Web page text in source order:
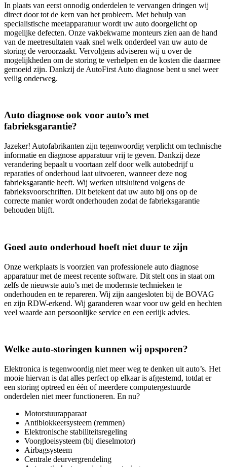
In plaats van eerst onnodig onderdelen te vervangen dringen wij
direct door tot de kern van het probleem. Met behulp van
specialistische meetapparatuur wordt uw auto doorgelicht op
mogelijke defecten. Onze vakbekwame monteurs zien aan de hand
van de meetresultaten vaak snel welk onderdeel van uw auto de
storing de veroorzaakt. Vervolgens adviseren wij u over de
mogelijkheden om de storing te verhelpen en de kosten die daarmee
gemoeid zijn. Dankzij de AutoFirst Auto diagnose bent u snel weer
veilig onderweg.
Auto diagnose ook voor auto’s met
fabrieksgarantie?
Jazeker! Autofabrikanten zijn tegenwoordig verplicht om technische
informatie en diagnose apparatuur vrij te geven. Dankzij deze
verandering bepaalt u voortaan zelf door welk autobedrijf u
reparaties of onderhoud laat uitvoeren, wanneer deze nog
fabrieksgarantie heeft. Wij werken uitsluitend volgens de
fabrieksvoorschriften. Dit betekent dat uw auto bij ons op de
correcte manier wordt onderhouden zodat de fabrieksgarantie
behouden blijft.
Goed auto onderhoud hoeft niet duur te zijn
Onze werkplaats is voorzien van professionele auto diagnose
apparatuur met de meest recente software. Dit stelt ons in staat om
zelfs de nieuwste auto’s met de modernste technieken te
onderhouden en te repareren. Wij zijn aangesloten bij de BOVAG
en zijn RDW-erkend. Wij garanderen waar voor uw geld en hechten
veel waarde aan persoonlijke service en een eerlijk advies.
Welke auto-storingen kunnen wij opsporen?
Elektronica is tegenwoordig niet meer weg te denken uit auto’s. Het
mooie hiervan is dat alles perfect op elkaar is afgestemd, totdat er
een storing optreed en één of meerdere computergestuurde
onderdelen niet meer functioneren. En nu?
Motorstuurapparaat
Antiblokkeersysteem (remmen)
Elektronische stabiliteitsregeling
Voorgloeisysteem (bij dieselmotor)
Airbagsysteem
Centrale deurvergrendeling